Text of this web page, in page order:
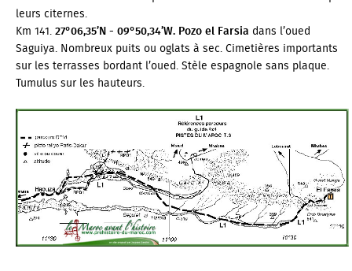
leurs citernes.
Km 141.27°06,35’N - 09°50,34’W. Pozo el Farsia dans l’oued
Saguiya. Nombreux puits ou oglats à sec. Cimetières importants
sur les terrasses bordant l’oued. Stèle espagnole sans plaque.
Tumulus sur les hauteurs.